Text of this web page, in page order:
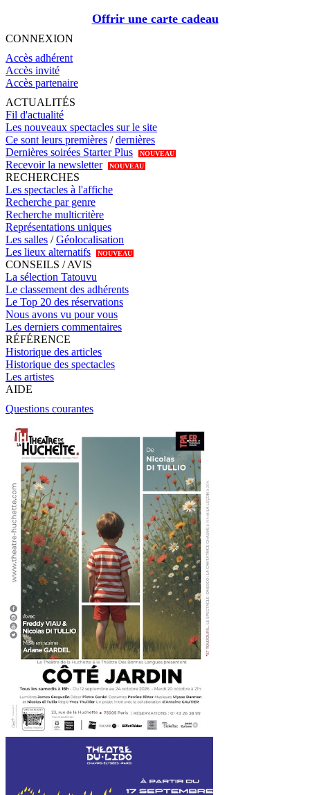
Offrir une carte cadeau
CONNEXION
Accès adhérent
Accès invité
Accès partenaire
ACTUALITÉS
Fil d'actualité
Les nouveaux spectacles sur le site
Ce sont leurs premières /dernières
Dernières soirées Starter Plus
NOUVEAU
Recevoir la newsletter NOUVEAU
RECHERCHES
Les spectacles à l'affiche
Recherche par genre
Recherche multicritère
Représentations uniques
Les salles /Géolocalisation
Les lieux alternatifs
NOUVEAU
CONSEILS / AVIS
La sélection Tatouvu
Le classement des adhérents
Le Top 20 des réservations
Nous avons vu pour vous
Les derniers commentaires
RÉFÉRENCE
Historique des articles
Historique des spectacles
Les artistes
AIDE
Questions courantes